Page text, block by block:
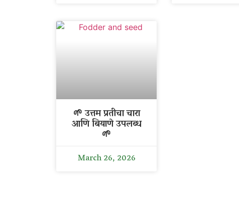
🌱 उत्तम प्रतीचा चारा
आणि बियाणे उपलब्ध
🌱
March 26, 2026